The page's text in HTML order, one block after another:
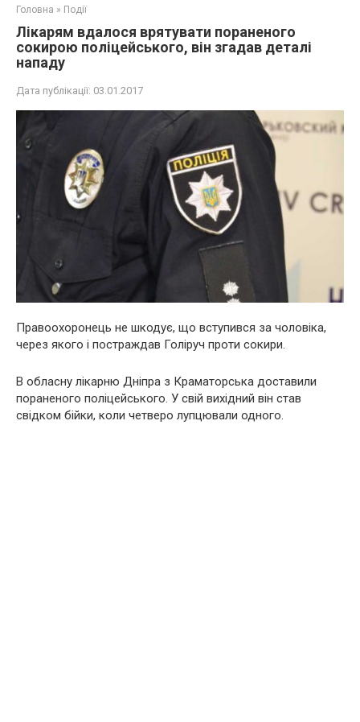
Головна » Події
Лікарям вдалося врятувати пораненого
сокирою поліцейського, він згадав деталі
нападу
Дата публікації: 03.01.2017
Правоохоронець не шкодує, що вступився за чоловіка,
через якого і постраждав Голіруч проти сокири.
В обласну лікарню Дніпра з Краматорська доставили
пораненого поліцейського. У свій вихідний він став
свідком бійки, коли четверо лупцювали одного.